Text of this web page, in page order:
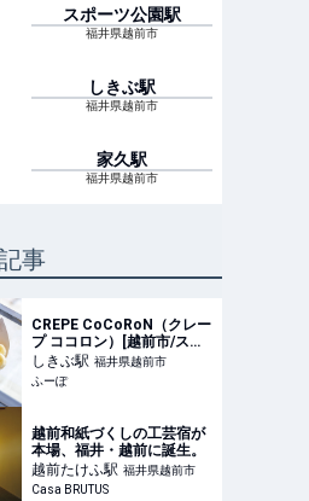
スポーツ公園駅
福井県越前市
しきぶ駅
福井県越前市
家久駅
福井県越前市
事
CREPE CoCoRoN（クレー
プ ココロン）[越前市/スイ
ーツ]
しきぶ駅 福井県越前市
ふーぽ
越前和紙づくしの工芸宿が
本場、福井・越前に誕生。
越前たけふ駅 福井県越前市
Casa BRUTUS